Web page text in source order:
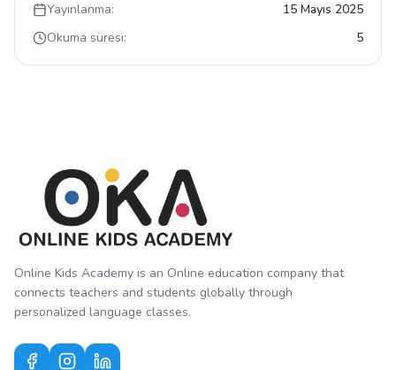
Yayınlanma:
15 Mayıs 2025
Okuma süresi:
5
Online Kids Academy is an Online education company that
connects teachers and students globally through
personalized language classes.